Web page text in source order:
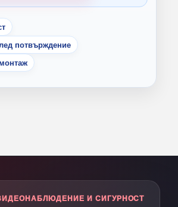
потвърждение
ВИДЕОНАБЛЮДЕНИЕ И СИГУРНОСТ